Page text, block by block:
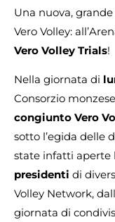
Una nuova,
Vero Volley:
Vero Volley Trials!
Nella giornata di
Consorzio
congiunto Vero
sotto l’egida delle
state infatti aperte
presidenti di
Volley Network,
giornata di